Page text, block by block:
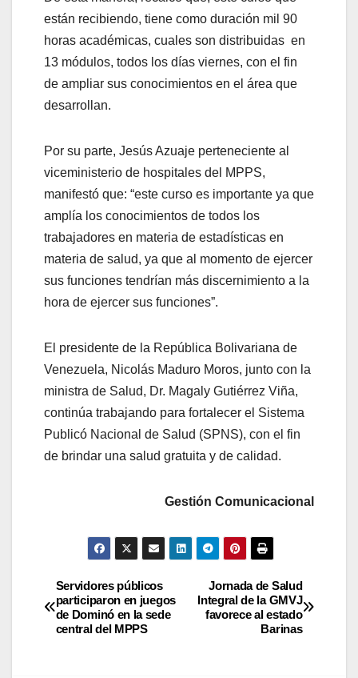
están recibiendo, tiene como duración mil 90
horas académicas, cuales son distribuidas en
13 módulos, todos los días viernes, con el fin
de ampliar sus conocimientos en el área que
desarrollan.
Por su parte, Jesús Azuaje perteneciente al
viceministerio de hospitales del MPPS,
manifestó que: “este curso es importante ya que
amplía los conocimientos de todos los
trabajadores en materia de estadísticas en
materia de salud, ya que al momento de ejercer
sus funciones tendrían más discernimiento a la
hora de ejercer sus funciones”.
El presidente de la República Bolivariana de
Venezuela, Nicolás Maduro Moros, junto con la
ministra de Salud, Dr. Magaly Gutiérrez Viña,
continúa trabajando para fortalecer el Sistema
Publicó Nacional de Salud (SPNS), con el fin
de brindar una salud gratuita y de calidad.
Gestión Comunicacional
Jornada de Salud
Integral de la GMVJ
favorece al estado
Barinas
Servidores públicos
participaron en juegos
de Dominó en la sede
central del MPPS